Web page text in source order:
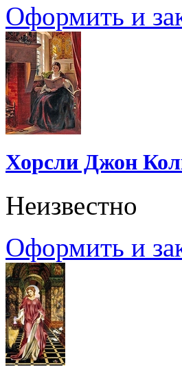
Оформить и
Хорсли Джон
Неизвестно
Оформить и